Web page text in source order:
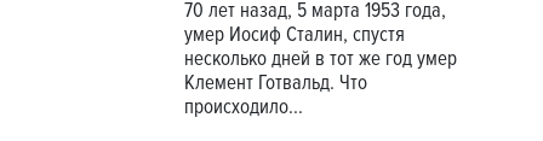
70 лет назад, 5 марта 1953 года,
умер Иосиф Сталин, спустя
несколько дней в тот же год умер
Клемент Готвальд. Что
происходило...